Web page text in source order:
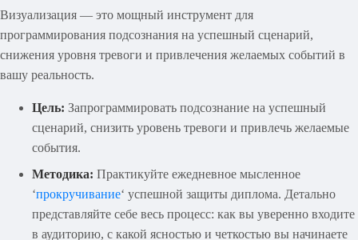
Визуализация — это мощный инструмент для
программирования подсознания на успешный сценарий,
снижения уровня тревоги и привлечения желаемых событий в
вашу реальность.
Цель: Запрограммировать подсознание на успешный
сценарий, снизить уровень тревоги и привлечь желаемые
события.
Методика: Практикуйте ежедневное мысленное
‘прокручивание‘ успешной защиты диплома. Детально
представляйте себе весь процесс: как вы уверенно входите
в аудиторию, с какой ясностью и четкостью вы начинаете